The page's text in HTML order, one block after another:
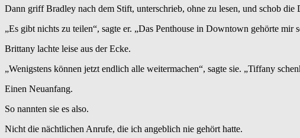
Dann griff Bradley nach dem Stift, unterschrieb, ohne zu lesen, und schob die
„Es gibt nichts zu teilen“, sagte er. „Das Penthouse in Downtown gehörte
Brittany lachte leise aus der Ecke.
„Wenigstens können jetzt endlich alle weitermachen“, sagte sie. „Tiffany
Einen Neuanfang.
So nannten sie es also.
Nicht die nächtlichen Anrufe, die ich angeblich nie gehört hatte.